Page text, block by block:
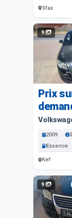
Sfax
9
Prix
2009
Essence
Kef
9